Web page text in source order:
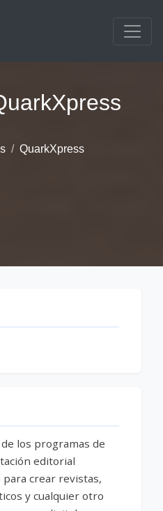
QuarkXpress
los programas de
editorial
crear revistas,
y cualquier otro